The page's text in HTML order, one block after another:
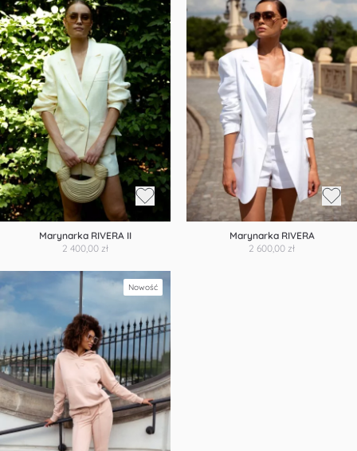
Marynarka RIVERA II
2 400,00 zł
Marynarka RIVERA
2 600,00 zł
Nowość